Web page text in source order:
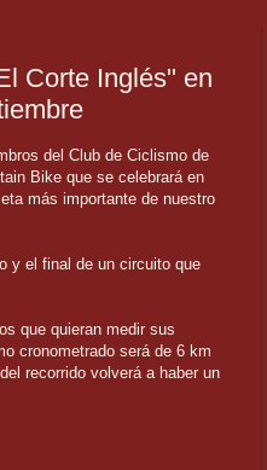
Corte Inglés" en
del Club de Ciclismo de
Bike que se celebrará en
más importante de nuestro
y el final de un circuito que
que quieran medir sus
cronometrado será de 6 km
recorrido volverá a haber un